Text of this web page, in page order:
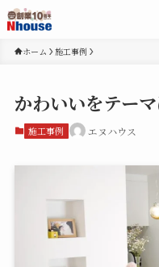
ホーム 施工事例
かわいいをテー
施工事例 エヌハウス